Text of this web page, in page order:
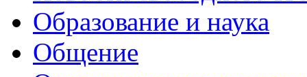
Образование и наука
Общение